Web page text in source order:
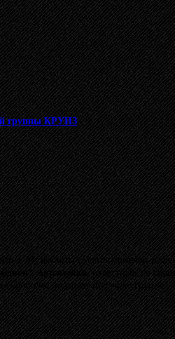
группы КРУИЗ
Музыканты группы приняли
Авраменко, известный по
наиболее подходят по стилю группе.